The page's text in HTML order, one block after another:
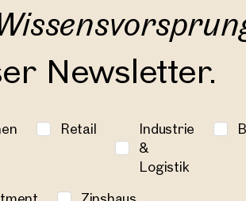
in der
Newsletter.
Retail
Industrie
&
Logistik